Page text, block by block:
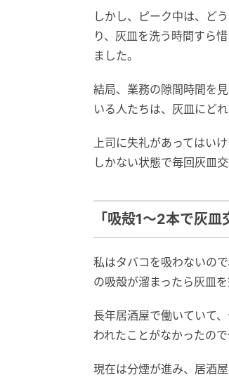
しかし、ピーク中は、ど
り、灰皿を洗う時間すら
ました。
結局、業務の隙間時間を
いる人たちは、灰皿にど
上司に失礼があってはい
しかない状態で毎回灰皿
「吸殻1～2本で灰
私はタバコを吸わないの
の吸殻が溜まったら灰皿
長年居酒屋で働いていて
われたことがなかったの
現在は分煙が進み、居酒